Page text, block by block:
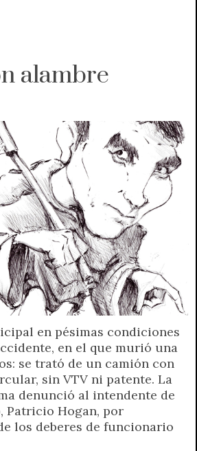
alambre
en pésimas condiciones
en el que murió una
se trató de un camión con
sin VTV ni patente. La
denunció al intendente de
Patricio Hogan, por
los deberes de funcionario